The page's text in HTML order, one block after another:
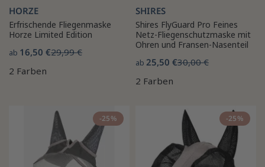
HORZE
Erfrischende Fliegenmaske
Horze Limited Edition
ab 16,50 €29,99 €
2 Farben
SHIRES
Shires FlyGuard Pro Feines
Netz-Fliegenschutzmaske mit
Ohren und Fransen-Nasenteil
ab 25,50 €30,00 €
2 Farben
-25% -25%